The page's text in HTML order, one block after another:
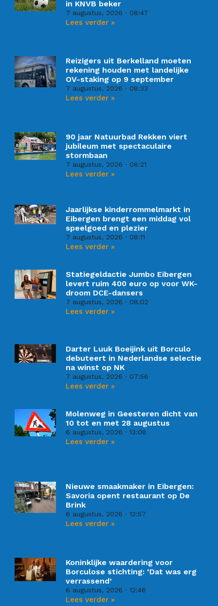
in KNVB beker
7 augustus, 2026 08:47
Lees verder »
Reizigers uit Berkelland moeten
rekening houden met landelijke
OV-staking op 9 september
7 augustus, 2026 08:33
Lees verder »
90 jaar Natuurbad Rekken viert
jubileum met spectaculaire
stormbaan
7 augustus, 2026 08:21
Lees verder »
Jaarlijkse kinderrommelmarkt in
Eibergen brengt een middag vol
speelgoed en plezier
7 augustus, 2026 08:11
Lees verder »
Statiegeldactie Jumbo Eibergen
levert ruim 400 euro op voor WK-
droom DCE-dansers
7 augustus, 2026 08:02
Lees verder »
Darter Luuk Boeijink uit Borculo
debuteert in Nederlandse selectie
na winst op NK
7 augustus, 2026 07:56
Lees verder »
Molenweg in Geesteren dicht van
10 tot en met 28 augustus
6 augustus, 2026 13:08
Lees verder »
Nieuwe smaakmaker in Eibergen:
Savoria opent restaurant op De
Brink
6 augustus, 2026 12:57
Lees verder »
Koninklijke waardering voor
Borculose stichting: ‘Dat was erg
verrassend’
6 augustus, 2026 12:46
Lees verder »